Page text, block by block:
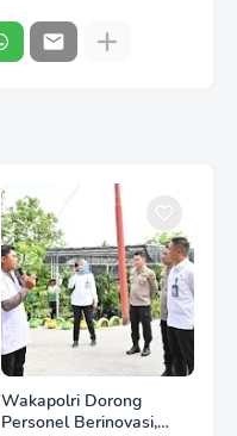
Wakapolri Dorong
Personel Berinovasi,